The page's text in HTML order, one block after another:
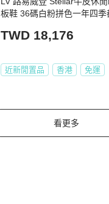
板鞋 36碼白粉拼色一年四季
TWD 18,176
近新閒置品 香港 免運
看更多